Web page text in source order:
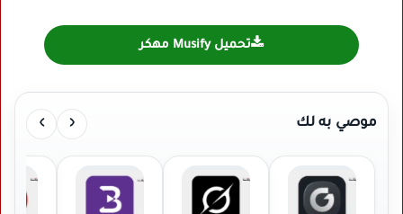
تحميل Musify مهكر
موصي به لك ‹
›